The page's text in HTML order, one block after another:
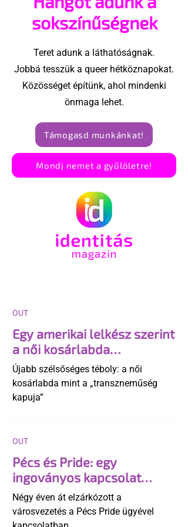
sokszínűségnek
Teret adunk a láthatóságnak.
Jobbá tesszük a queer hétköznapokat.
Közösséget építünk, ahol mindenki
önmaga lehet.
Támogasd munkánkat!
Mondj nemet a gyűlöletre!
Egy amerikai lelkész szerint
a női kosárlabda
transzneműséghez vezet
Újabb szélsőséges téboly: a női
kosárlabda mint a „transzneműség
kapuja”
OUT
Pécs és Pride: egy
ingoványos kapcsolat
története
Négy éven át elzárkózott a
városvezetés a Pécs Pride ügyével
OUT